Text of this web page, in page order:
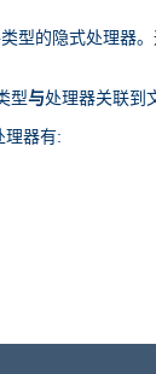
型的隐式处理器
型与处理器关联到
理器有: